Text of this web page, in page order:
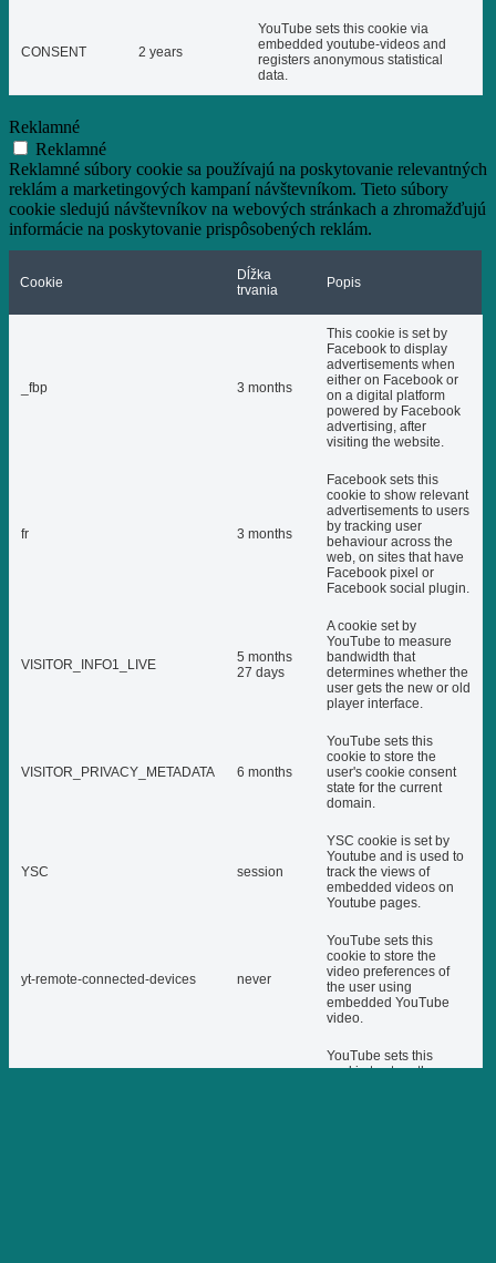
CONSENT 2 years
YouTube sets this cookie via
embedded youtube-videos and
registers anonymous statistical
data.
Reklamné
Reklamné
Reklamné súbory cookie sa používajú na poskytovanie relevantných
reklám a marketingových kampaní návštevníkom. Tieto súbory
cookie sledujú návštevníkov na webových stránkach a zhromažďujú
informácie na poskytovanie prispôsobených reklám.
Cookie
Dĺžka
trvania
Popis
_fbp 3 months
This cookie is set by
Facebook to display
advertisements when
either on Facebook or
on a digital platform
powered by Facebook
advertising, after
visiting the website.
fr 3 months
Facebook sets this
cookie to show relevant
advertisements to users
by tracking user
behaviour across the
web, on sites that have
Facebook pixel or
Facebook social plugin.
VISITOR_INFO1_LIVE
5 months
27 days
A cookie set by
YouTube to measure
bandwidth that
determines whether the
user gets the new or old
player interface.
VISITOR_PRIVACY_METADATA 6 months
YouTube sets this
cookie to store the
user's cookie consent
state for the current
domain.
YSC session
YSC cookie is set by
Youtube and is used to
track the views of
embedded videos on
Youtube pages.
yt-remote-connected-devices never
YouTube sets this
cookie to store the
video preferences of
the user using
embedded YouTube
video.
YouTube sets this
cookie to store the